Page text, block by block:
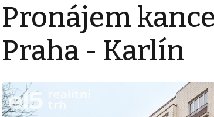
Pronájem
Praha - Karlín